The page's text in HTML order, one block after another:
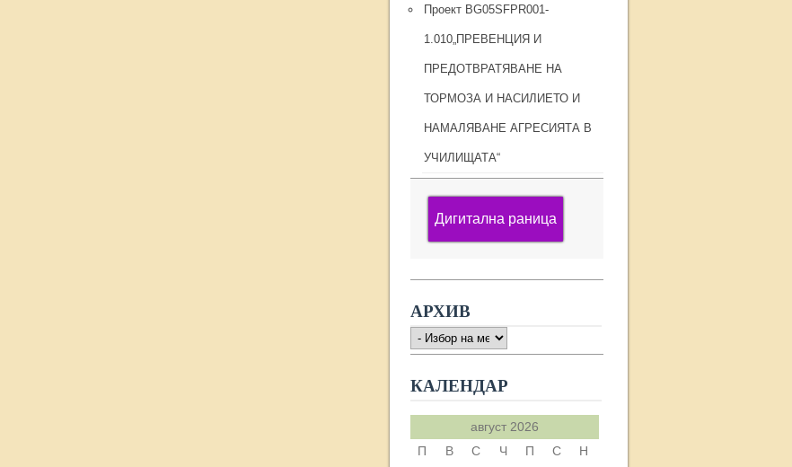
Проект BG05SFPR001-
1.010„ПРЕВЕНЦИЯ И
ПРЕДОТВРАТЯВАНЕ НА
ТОРМОЗА И НАСИЛИЕТО И
НАМАЛЯВАНЕ АГРЕСИЯТА В
УЧИЛИЩАТА“
Дигитална раница
АРХИВ
АРХИВ
КАЛЕНДАР
август 2026
П
В С Ч П С
Н